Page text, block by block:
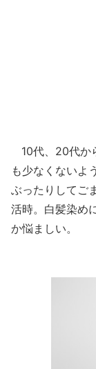
10代、20代か
も少なくないよ
ぶったりしてご
活時。白髪染め
か悩ましい。